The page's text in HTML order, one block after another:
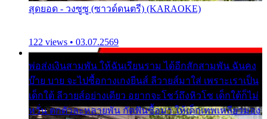
สุดยอด - วงซูซู (ซาวด์ดนตรี) (KARAOKE)
122 views • 03.07.2569
พ่อส่งเงินสามพัน ให้ฉันเรียนราม ได้อีกสักสามพัน ฉันคง
บ๊าย บาย จะไปซื้อกางเกงยีนส์ ลีวายส์มาใส่ เพราะเราเป็น
เด็กใต้ ลีวายส์อย่างเดียว อยากจะโชว์ถึงหิวโซ เด็กใต้ก็ไม่
หวั่น ตกตัวละหลายพัน กัดฟันซื้อมา ให้เด็กเทพเหลียวมอง